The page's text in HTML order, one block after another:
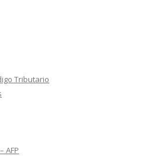
Tributario
AFP